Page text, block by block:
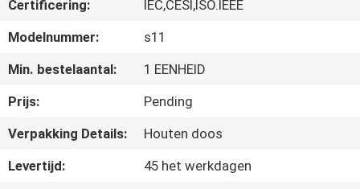
KWALITEITSCONTROLE
CONTACTEER
Certificering:
IEC,CESI,ISO.IEEE
Modelnummer:
s11
Min. bestelaantal:
1 EENHEID
Prijs:
Pending
Verpakking Details:
Houten doos
Levertijd:
45 het werkdagen